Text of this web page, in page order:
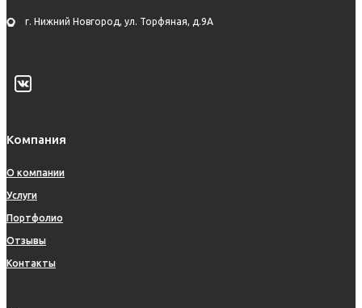
г. Нижний Новгород, ул. Торфяная, д.9А
Компания
О компании
Услуги
Портфолио
Отзывы
Контакты